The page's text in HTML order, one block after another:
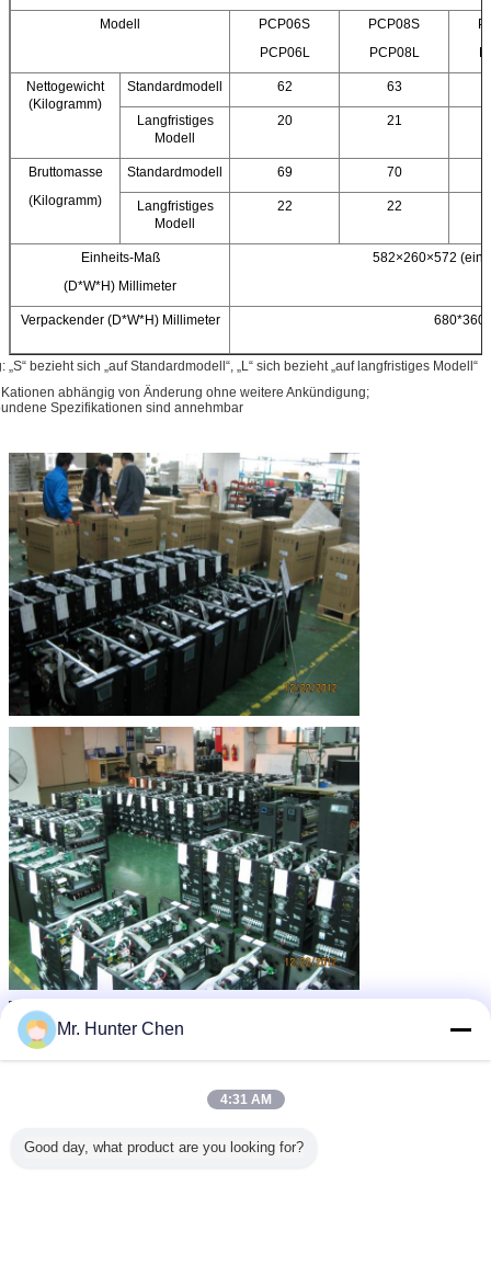
Modell
PCP06S
PCP06L
PCP08S
PCP08L
Nettogewicht
(Kilogramm)
Standardmodell 62 63
Langfristiges
Modell
20 21
Bruttomasse
(Kilogramm)
Standardmodell 69 70
Langfristiges
Modell
22 22
Einheits-Maß
(D*W*H) Millimeter
582×260×572
Verpackender (D*W*H) Millimeter
„S“ bezieht sich „auf Standardmodell“, „L“ sich bezieht „auf langfristiges Modell“
abhängig von Änderung ohne weitere Ankündigung;
Spezifikationen sind annehmbar
Mr. Hunter Chen
4:31 AM
Good day, what product are you looking for?